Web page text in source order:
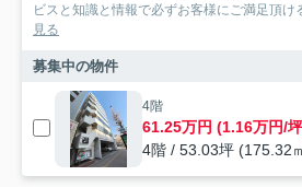
ビスと知識と情報で必ずお客様にご満足頂け
見る
募集中の物件
4階
61.25万円 (1.16万円/
4階 / 53.03坪 (175.32